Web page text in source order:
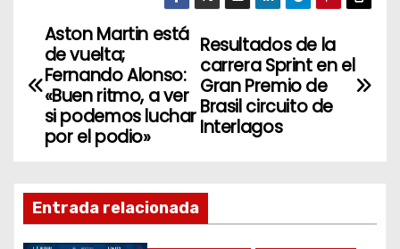
er e
b
o
o
k
e
dI
n
N
a
g
a
Resultados de la
carrera Sprint en el
Gran Premio de
Brasil circuito de
Interlagos
Aston Martin está
de vuelta;
Fernando Alonso:
«Buen ritmo, a ver
si podemos luchar
por el podio»
Entrada relacionada